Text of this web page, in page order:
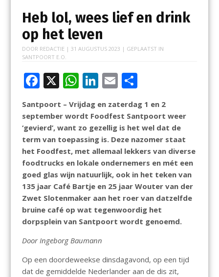
Heb lol, wees lief en drink
op het leven
DOOR REDACTIE | 31 AUGUSTUS 2023 | GEPLAATST IN
SANTPOORT E.O.
F
e
b
o
o
k
X W
h
at
s
A
p
p
Li
k
e
dI
n
E
m
ai
l
D
e
n
Santpoort – Vrijdag en zaterdag 1 en 2
september wordt Foodfest Santpoort weer
‘gevierd’, want zo gezellig is het wel dat de
term van toepassing is. Deze nazomer staat
het Foodfest, met allemaal lekkers van diverse
foodtrucks en lokale ondernemers en mét een
goed glas wijn natuurlijk, ook in het teken van
135 jaar Café Bartje en 25 jaar Wouter van der
Zwet Slotenmaker aan het roer van datzelfde
bruine café op wat tegenwoordig het
dorpsplein van Santpoort wordt genoemd.
Door Ingeborg Baumann
Op een doordeweekse dinsdagavond, op een tijd
dat de gemiddelde Nederlander aan de dis zit,